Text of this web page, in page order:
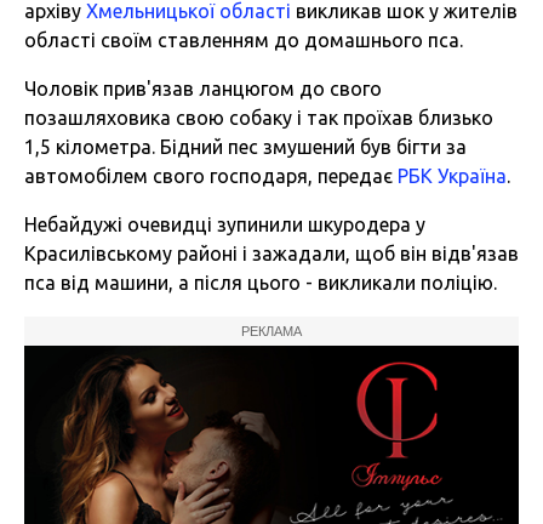
архіву Хмельницької області викликав шок у жителів
області своїм ставленням до домашнього пса.
Чоловік прив'язав ланцюгом до свого
позашляховика свою собаку і так проїхав близько
1,5 кілометра. Бідний пес змушений був бігти за
автомобілем свого господаря, передає РБК Україна.
Небайдужі очевидці зупинили шкуродера у
Красилівському районі і зажадали, щоб він відв'язав
пса від машини, а після цього - викликали поліцію.
РЕКЛАМА